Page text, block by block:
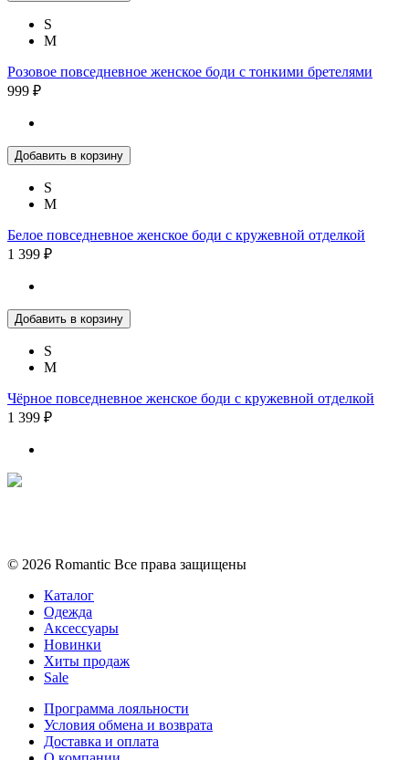
S
M
Розовое повседневное женское боди с тонкими бретелями
999 ₽
Добавить в корзину
S
M
Белое повседневное женское боди с кружевной отделкой
1 399 ₽
Добавить в корзину
S
M
Чёрное повседневное женское боди с кружевной отделкой
1 399 ₽
© 2026 Romantic Все права защищены
Каталог
Одежда
Аксессуары
Новинки
Хиты продаж
Sale
Программа лояльности
Условия обмена и возврата
Доставка и оплата